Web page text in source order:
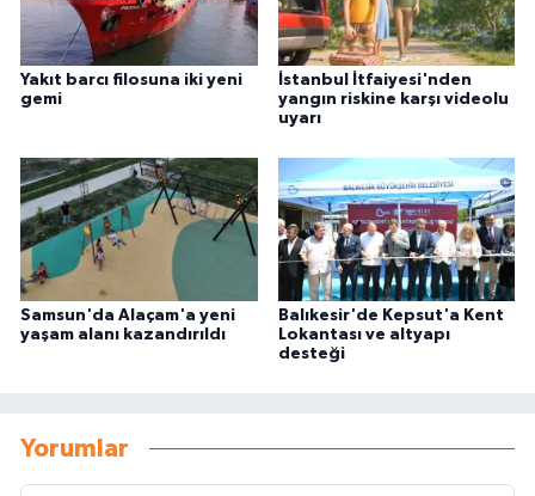
Yakıt barcı filosuna iki yeni
gemi
İstanbul İtfaiyesi'nden
yangın riskine karşı videolu
uyarı
Samsun'da Alaçam'a yeni
yaşam alanı kazandırıldı
Balıkesir'de Kepsut'a Kent
Lokantası ve altyapı
desteği
Yorumlar